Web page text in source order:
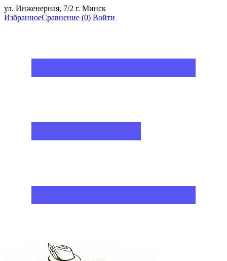
ул. Инженерная, 7/2 г. Минск
ИзбранноеСравнение (0) Войти